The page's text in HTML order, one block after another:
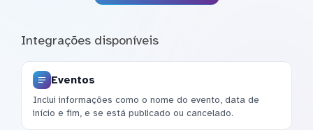
Integrações disponíveis
Eventos
Inclui informações como o nome do evento, data de
início e fim, e se está publicado ou cancelado.